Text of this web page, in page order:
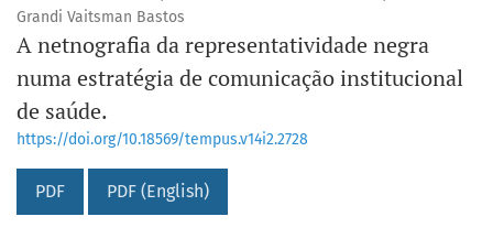
Grandi Vaitsman Bastos
A netnografia da representatividade negra
numa estratégia de comunicação institucional
de saúde.
https://doi.org/10.18569/tempus.v14i2.2728
PDF PDF (English)